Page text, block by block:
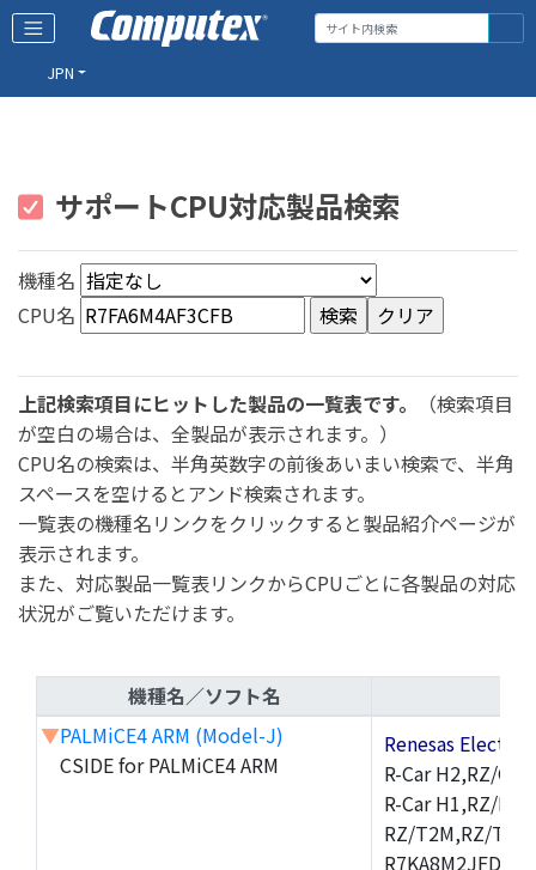
JPN
サポートCPU対応製品検索
機種名
CPU名
上記検索項目にヒットした製品の一覧表です。
（検索項目
が空白の場合は、全製品が表示されます。）
CPU名の検索は、半角英数字の前後あいまい検索で、半角
スペースを空けるとアンド検索されます。
一覧表の機種名リンクをクリックすると製品紹介ページが
表示されます。
また、対応製品一覧表リンクからCPUごとに各製品の対応
状況がご覧いただけます。
機種名／ソフト名
▼PALMiCE4 ARM (Model-J)
CSIDE for PALMiCE4 ARM
Renesas
R-Car H2,RZ/
R-Car H1,RZ/
RZ/T2M,RZ/